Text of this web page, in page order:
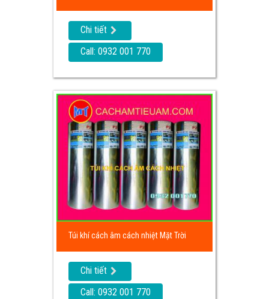
Chi tiết
Call: 0932 001 770
Túi khí cách âm cách nhiệt Mặt Trời
Chi tiết
Call: 0932 001 770